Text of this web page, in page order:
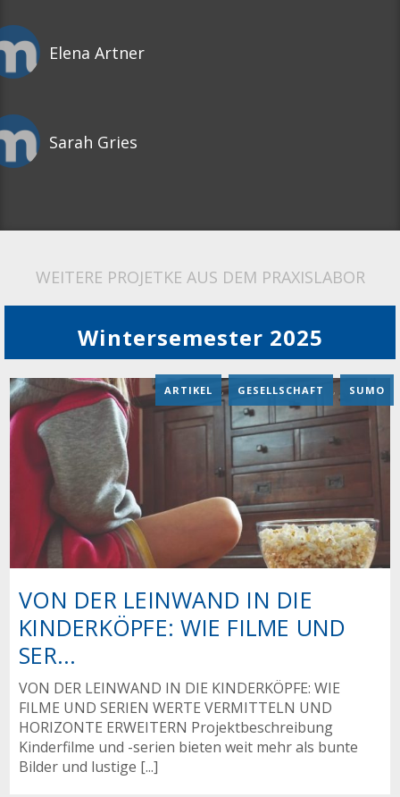
Elena Artner
Sarah Gries
WEITERE PROJETKE AUS DEM PRAXISLABOR
Wintersemester 2025
VON DER LEINWAND IN DIE
KINDERKÖPFE: WIE FILME UND
SER...
ARTIKEL , GESELLSCHAFT , SUMO
VON DER LEINWAND IN DIE KINDERKÖPFE: WIE
FILME UND SERIEN WERTE VERMITTELN UND
HORIZONTE ERWEITERN Projektbeschreibung
Kinderfilme und -serien bieten weit mehr als bunte
Bilder und lustige [...]